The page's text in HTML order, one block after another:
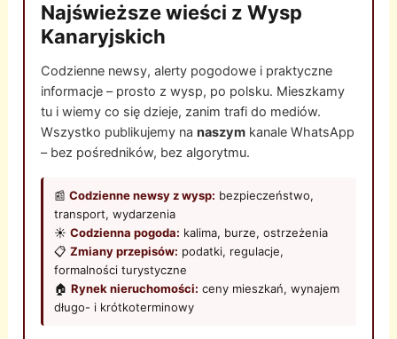
Najświeższe wieści z Wysp
Kanaryjskich
Codzienne newsy, alerty pogodowe i praktyczne
informacje – prosto z wysp, po polsku. Mieszkamy
tu i wiemy co się dzieje, zanim trafi do mediów.
Wszystko publikujemy nanaszym kanale WhatsApp
– bez pośredników, bez algorytmu.
📰Codzienne newsy z wysp: bezpieczeństwo,
transport, wydarzenia
☀️Codzienna pogoda: kalima, burze, ostrzeżenia
📋Zmiany przepisów: podatki, regulacje,
formalności turystyczne
🏠Rynek nieruchomości: ceny mieszkań, wynajem
długo- i krótkoterminowy